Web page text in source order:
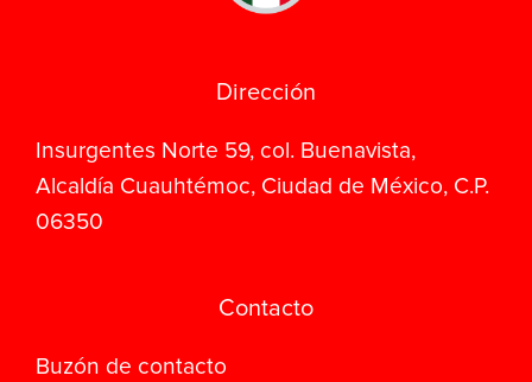
Dirección
Insurgentes Norte 59, col. Buenavista,
Alcaldía Cuauhtémoc, Ciudad de México, C.P.
06350
Contacto
Buzón de contacto